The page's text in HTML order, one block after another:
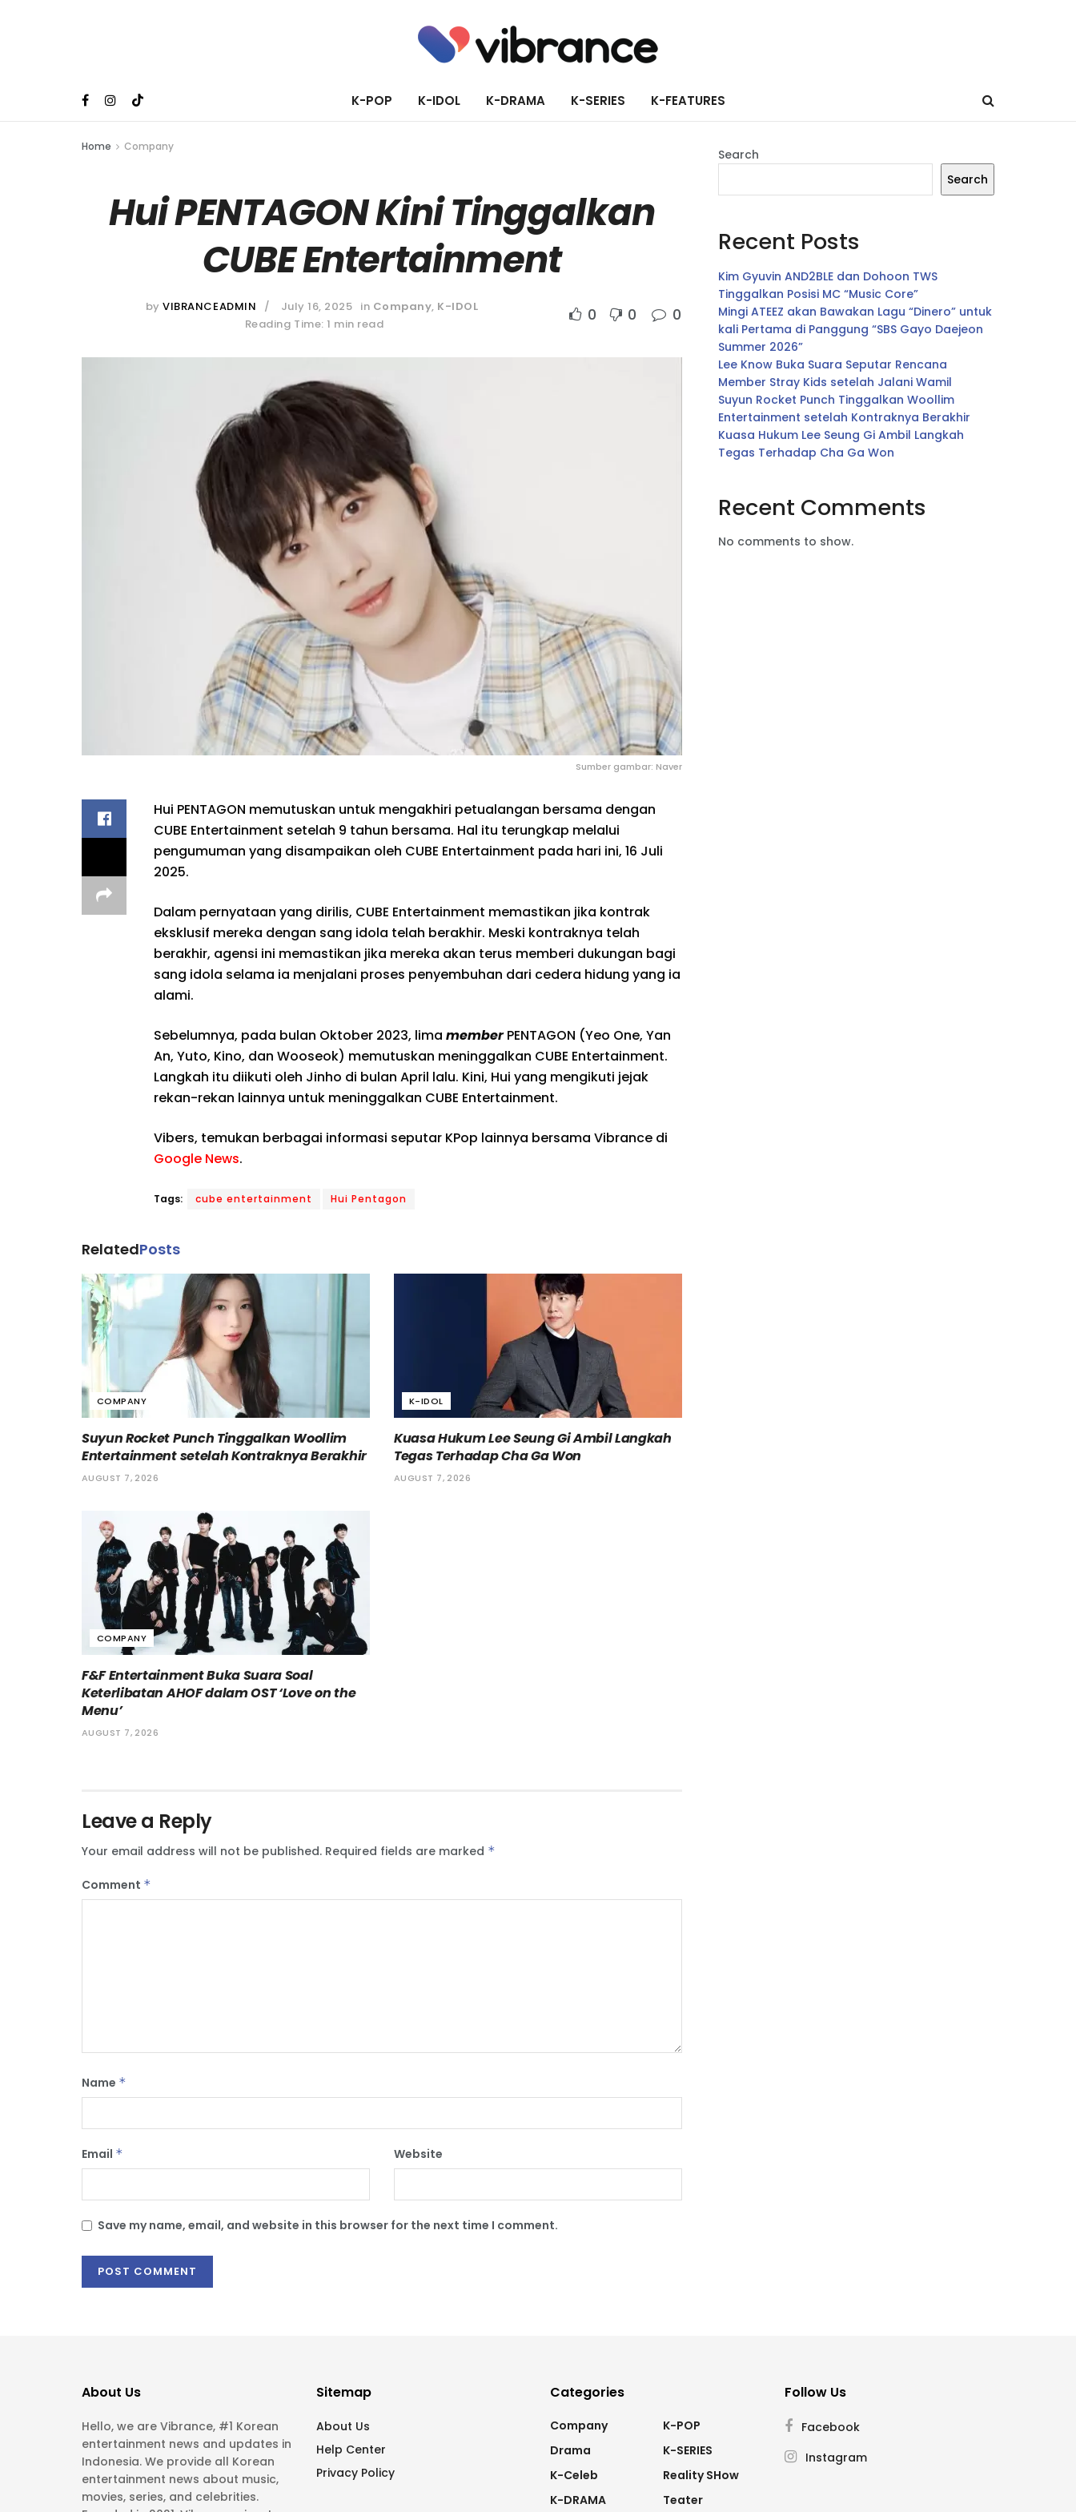
K-POP K-IDOL K-DRAMA K-SERIES K-FEATURES
Home Company
Hui PENTAGON Kini Tinggalkan
CUBE Entertainment
by VIBRANCEADMIN July 16, 2025 in Company, K-IDOL
Reading Time: 1 min read
0 0 0
Sumber gambar: Naver
Hui PENTAGON memutuskan untuk mengakhiri petualangan bersama dengan
CUBE Entertainment setelah 9 tahun bersama. Hal itu terungkap melalui
pengumuman yang disampaikan oleh CUBE Entertainment pada hari ini, 16 Juli
2025.
Dalam pernyataan yang dirilis, CUBE Entertainment memastikan jika kontrak
eksklusif mereka dengan sang idola telah berakhir. Meski kontraknya telah
berakhir, agensi ini memastikan jika mereka akan terus memberi dukungan bagi
sang idola selama ia menjalani proses penyembuhan dari cedera hidung yang ia
alami.
Sebelumnya, pada bulan Oktober 2023, lima memberPENTAGON (Yeo One, Yan
An, Yuto, Kino, dan Wooseok) memutuskan meninggalkan CUBE Entertainment.
Langkah itu diikuti oleh Jinho di bulan April lalu. Kini, Hui yang mengikuti jejak
rekan-rekan lainnya untuk meninggalkan CUBE Entertainment.
Vibers, temukan berbagai informasi seputar KPop lainnya bersama Vibrance di
Google News.
Tags: cube entertainment Hui Pentagon
RelatedPosts
COMPANY
Suyun Rocket Punch Tinggalkan Woollim
Entertainment setelah Kontraknya Berakhir
AUGUST 7, 2026
K-IDOL
Kuasa Hukum Lee Seung Gi Ambil Langkah
Tegas Terhadap Cha Ga Won
AUGUST 7, 2026
COMPANY
F&F Entertainment Buka Suara Soal
Keterlibatan AHOF dalam OST ‘Love on the
Menu’
AUGUST 7, 2026
Leave a Reply
Your email address will not be published. Required fields are marked *
Comment *
Name *
Email * Website
Save my name, email, and website in this browser for the next time I comment.
Search
Search
Recent Posts
Kim Gyuvin AND2BLE dan Dohoon TWS
Tinggalkan Posisi MC “Music Core”
Mingi ATEEZ akan Bawakan Lagu “Dinero” untuk
kali Pertama di Panggung “SBS Gayo Daejeon
Summer 2026”
Lee Know Buka Suara Seputar Rencana
Member Stray Kids setelah Jalani Wamil
Suyun Rocket Punch Tinggalkan Woollim
Entertainment setelah Kontraknya Berakhir
Kuasa Hukum Lee Seung Gi Ambil Langkah
Tegas Terhadap Cha Ga Won
Recent Comments
No comments to show.
About Us
Hello, we are Vibrance, #1 Korean
entertainment news and updates in
Indonesia. We provide all Korean
entertainment news about music,
movies, series, and celebrities.
Sitemap
About Us
Help Center
Privacy Policy
Categories
Company
Drama
K-Celeb
K-DRAMA
K-POP
K-SERIES
Reality SHow
Teater
Follow Us
Facebook
Instagram